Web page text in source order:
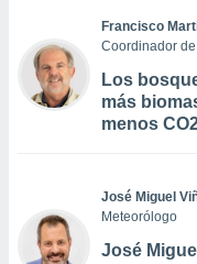
Francisco
Coordinador de
Los
más
menos
José Miguel
Meteorólogo
José